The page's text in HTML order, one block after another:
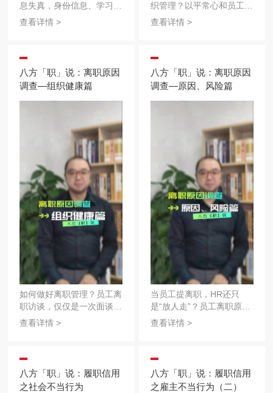
息失真，身份信息、学习形
式、学校名字和证书编
查看详情 >
织管理？以平常心和员工进
行访谈，从组织需求去设置
织才会更健康！
查看详情 >
八方「职」说：离职原因
调查—组织健康篇
如何做好离职管理？员工离
职访谈，仅仅是一次面谈
吗？他们的离开反映了组织
查看详情 >
八方「职」说：离职原因
调查—原因、风险篇
当员工提离职，HR还只
是“放人走”？员工离职原因
各式各样，该怎么处理员工
查看详情 >
八方「职」说：履职信用
之社会不当行为
八方「职」说：履职信用
之雇主不当行为（二）